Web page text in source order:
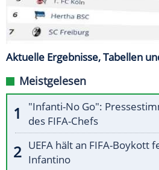
Aktuelle Ergebnisse, Tabellen
Meistgelesen
"Infanti-No Go":
des FIFA-Chefs
UEFA hält an FIFA-Boykott
Infantino